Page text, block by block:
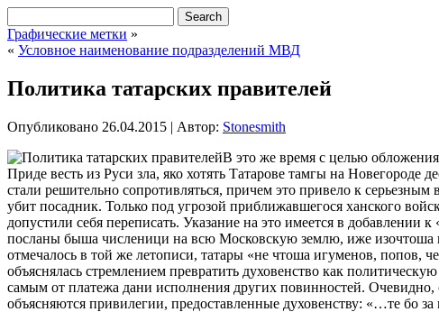
Графические метки »
« Условное наименование подразделений МВД
Политика татарских правителей
Опубликовано 26.04.2015 | Автор: Stonesmith
В это же время с целью
Приде весть из Руси зла, яко хотять Татарове тамгы на Новегороде
стали решительно сопротивляться, причем это привело к серьезным
убит посадник. Только под угрозой приближавшегося ханского
допустили себя переписать. Указание на это имеется в добавлении
посланы быша численици на всю Московскую землю, иже изочтоша
отмечалось в той же летописи, татары «не чтоша игуменов, попов,
объяснялась стремлением превратить духовенство как
самым от платежа дани исполнения других повинностей.
объясняются привилегии, предоставленные духовенству: «…те бо